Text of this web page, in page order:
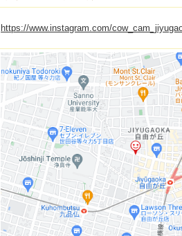
https://www.instagram.com/